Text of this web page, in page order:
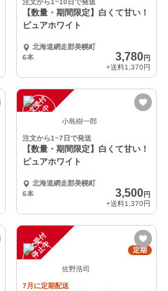
注文から1~10日で発送
【数量・期間限定】白くて甘い！
ピュアホワイト
北海道網走郡美幌町
6本
3,780円
+送料1,370円
注
文
受
付
停
止
中 小島樹一郎
注文から1~7日で発送
【数量・期間限定】白くて甘い！
ピュアホワイト
北海道網走郡美幌町
6本
3,500円
+送料1,370円
注
文
受
付
停
止
中 定期
佐野浩司
7月に定期配送